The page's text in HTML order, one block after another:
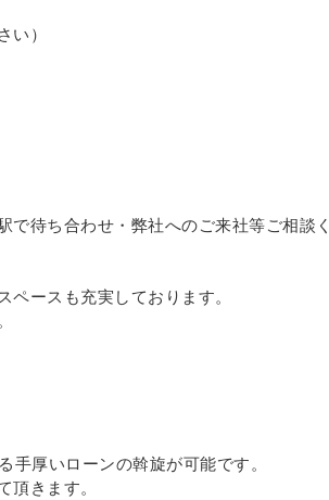
い）
待ち合わせ・弊社へのご来社等ご相談く
ースも充実しております。
手厚いローンの斡旋が可能です。
頂きます。